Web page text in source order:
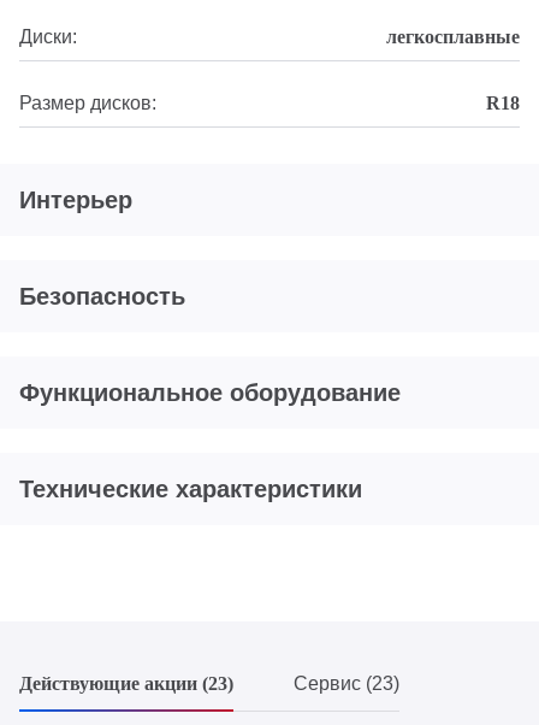
Диски: легкосплавные
Размер дисков: R18
Интерьер
Безопасность
Функциональное оборудование
Технические характеристики
Действующие акции (23) Сервис (23)